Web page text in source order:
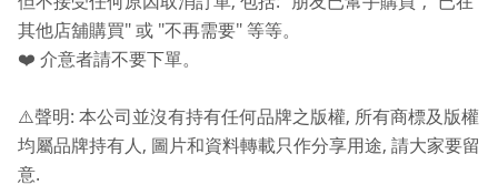
其他店舖購買" 或 "不再需要" 等等。
❤️ 介意者請不要下單。
⚠️聲明: 本公司並沒有持有任何品牌之版權, 所有商標及版權
均屬品牌持有人 , 圖片和資料轉載只作分享用途, 請大家要留
意.